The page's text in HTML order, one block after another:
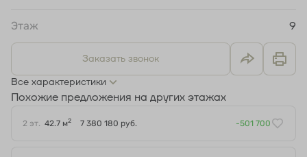
Этаж 9
Заказать звонок
Все характеристики
Похожие предложения на других этажах
2 эт. 42.7 м2 7 380 180 руб. -501 700